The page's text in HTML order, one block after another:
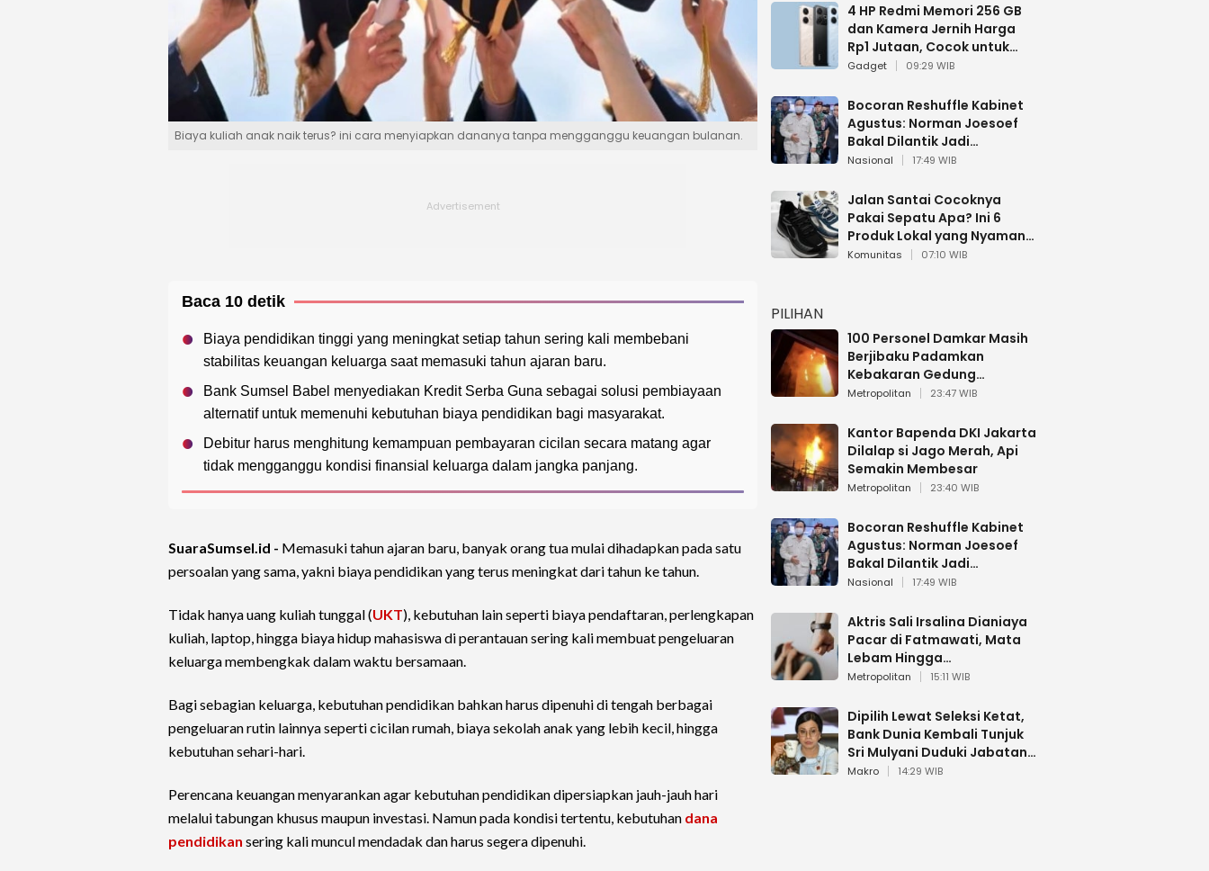
Biaya kuliah anak naik terus? ini cara menyiapkan dananya tanpa mengganggu keuangan bulanan.
Baca 10 detik
Biaya pendidikan tinggi yang meningkat setiap tahun sering kali membebani
stabilitas keuangan keluarga saat memasuki tahun ajaran baru.
Bank Sumsel Babel menyediakan Kredit Serba Guna sebagai solusi pembiayaan
alternatif untuk memenuhi kebutuhan biaya pendidikan bagi masyarakat.
Debitur harus menghitung kemampuan pembayaran cicilan secara matang agar
tidak mengganggu kondisi finansial keluarga dalam jangka panjang.
SuaraSumsel.id - Memasuki tahun ajaran baru, banyak orang tua mulai dihadapkan pada satu
persoalan yang sama, yakni biaya pendidikan yang terus meningkat dari tahun ke tahun.
Tidak hanya uang kuliah tunggal (UKT), kebutuhan lain seperti biaya pendaftaran, perlengkapan
kuliah, laptop, hingga biaya hidup mahasiswa di perantauan sering kali membuat pengeluaran
keluarga membengkak dalam waktu bersamaan.
Bagi sebagian keluarga, kebutuhan pendidikan bahkan harus dipenuhi di tengah berbagai
pengeluaran rutin lainnya seperti cicilan rumah, biaya sekolah anak yang lebih kecil, hingga
kebutuhan sehari-hari.
Perencana keuangan menyarankan agar kebutuhan pendidikan dipersiapkan jauh-jauh hari
melalui tabungan khusus maupun investasi. Namun pada kondisi tertentu, kebutuhan dana
pendidikan sering kali muncul mendadak dan harus segera dipenuhi.
4 HP Redmi Memori 256 GB
dan Kamera Jernih Harga
Rp1 Jutaan, Cocok untuk
Multitasking
Gadget 09:29 WIB
Bocoran Reshuffle Kabinet
Agustus: Norman Joesoef
Bakal Dilantik Jadi
Wamenhan RI
Nasional 17:49 WIB
Jalan Santai Cocoknya
Pakai Sepatu Apa? Ini 6
Produk Lokal yang Nyaman
Buat 17 Agustusan
Komunitas 07:10 WIB
PILIHAN
100 Personel Damkar Masih
Berjibaku Padamkan
Kebakaran Gedung
Bapenda DKI
Metropolitan 23:47 WIB
Kantor Bapenda DKI Jakarta
Dilalap si Jago Merah, Api
Semakin Membesar
Metropolitan 23:40 WIB
Bocoran Reshuffle Kabinet
Agustus: Norman Joesoef
Bakal Dilantik Jadi
Wamenhan RI
Nasional 17:49 WIB
Aktris Sali Irsalina Dianiaya
Pacar di Fatmawati, Mata
Lebam Hingga
Diselamatkan Polantas
Metropolitan 15:11 WIB
Dipilih Lewat Seleksi Ketat,
Bank Dunia Kembali Tunjuk
Sri Mulyani Duduki Jabatan
Strategis
Makro 14:29 WIB